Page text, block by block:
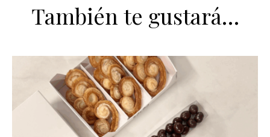
También te gustará…